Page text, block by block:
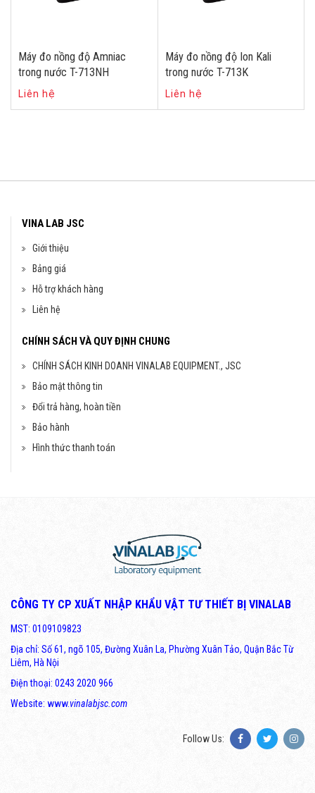
Máy đo nồng độ Amniac
trong nước T-713NH
Liên hệ
Máy đo nồng độ Ion Kali
trong nước T-713K
Liên hệ
VINA LAB JSC
Giới thiệu
Bảng giá
Hỗ trợ khách hàng
Liên hệ
CHÍNH SÁCH VÀ QUY ĐỊNH CHUNG
CHÍNH SÁCH KINH DOANH VINALAB EQUIPMENT., JSC
Bảo mật thông tin
Đổi trả hàng, hoàn tiền
Bảo hành
Hình thức thanh toán
CÔNG TY CP XUẤT NHẬP KHẨU VẬT TƯ THIẾT BỊ VINALAB
MST: 0109109823
Địa chỉ: Số 61, ngõ 105, Đường Xuân La, Phường Xuân Tảo, Quận Bắc Từ
Liêm, Hà Nội
Điện thoại: 0243 2020 966
Website: www.vinalabjsc.com
Follow Us: